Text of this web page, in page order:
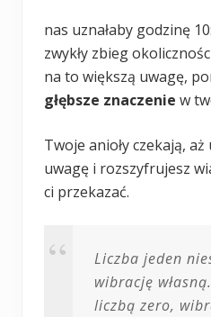
nas uznałaby godzinę
zwykły zbieg
na to większą uwagę,
głębsze znaczenie w
Twoje anioły czekają,
uwagę i rozszyfrujesz
ci przekazać.
Liczba jeden
wibrację
liczbą zero,